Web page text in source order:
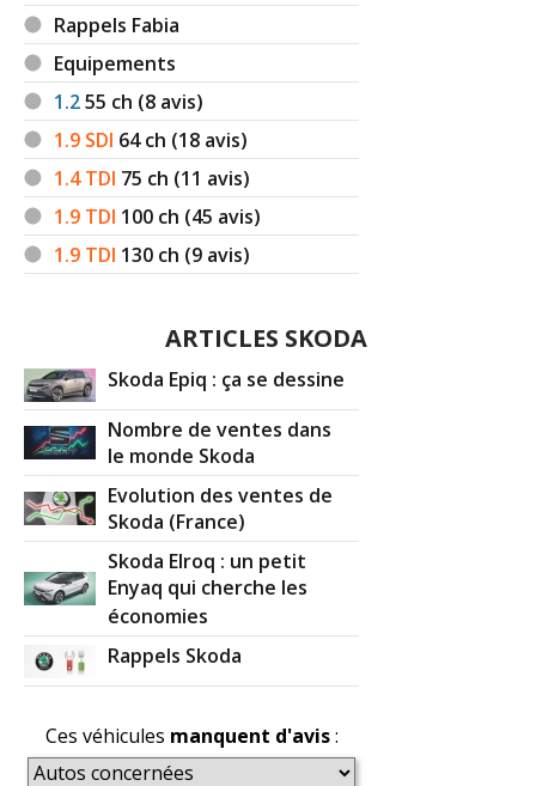
Rappels Fabia
Equipements
1.255 ch (8 avis)
1.9 SDI 64ch (18 avis)
1.4 TDI 75 ch (11 avis)
1.9 TDI 100 ch (45 avis)
1.9 TDI 130 ch (9 avis)
ARTICLES SKODA
Skoda Epiq : ça se dessine
Nombre de ventes dans
le monde Skoda
Evolution des ventes de
Skoda (France)
Skoda Elroq : un petit
Enyaq qui cherche les
économies
Rappels Skoda
Ces véhicules manquent d'avis: